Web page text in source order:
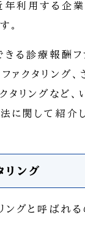
年利用する企
。
る診療報酬フ
ァクタリング
タリングなど
に関して紹介し
リング
ングと呼ばれ